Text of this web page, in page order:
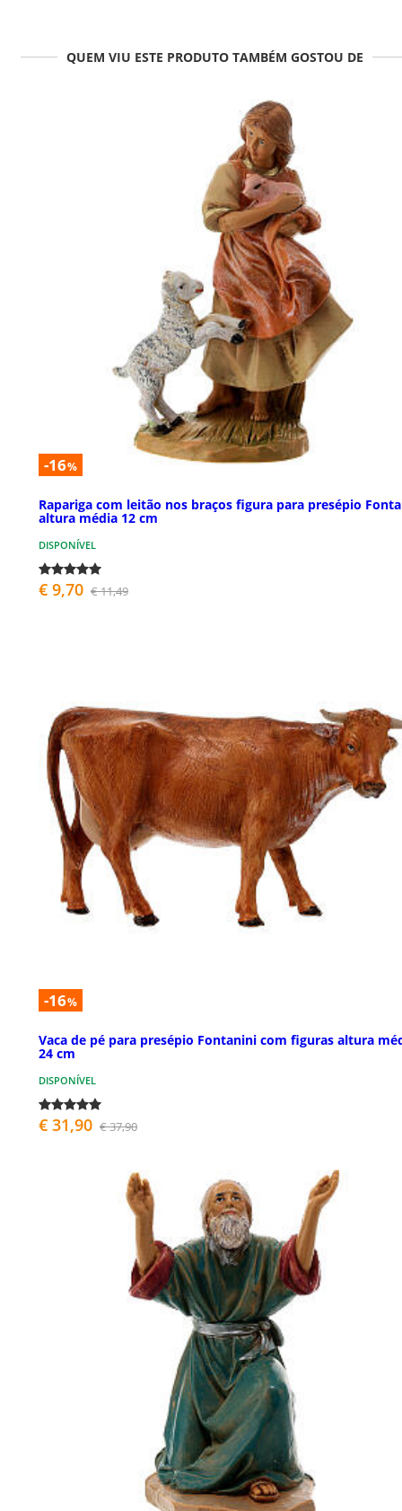
QUEM VIU ESTE PRODUTO TAMBÉM GOSTOU DE
-16%
Rapariga com leitão nos braços figura para presépio
altura média 12 cm
DISPONÍVEL
€ 9,70 € 11,49
-16%
Vaca de pé para presépio Fontanini com figuras altura
24 cm
DISPONÍVEL
€ 31,90 € 37,90